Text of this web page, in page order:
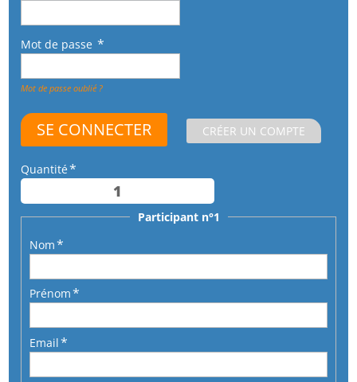
Mot de passe
Mot de passe oublié ?
CRÉER UN COMPTE
Quantité
Participant n°1
Nom
Prénom
Email